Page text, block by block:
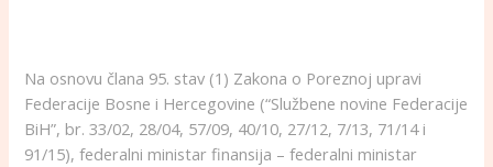
Na osnovu člana 95. stav (1) Zakona o Poreznoj upravi
Federacije Bosne i Hercegovine (“Službene novine Federacije
BiH”, br. 33/02, 28/04, 57/09, 40/10, 27/12, 7/13, 71/14 i
91/15), federalni ministar finansija – federalni ministar